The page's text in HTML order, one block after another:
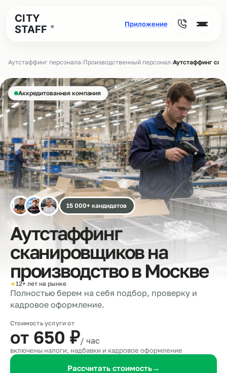
CITY
STAFF
®
Аутстаффинг персонала›Производственный персонал›Аутстаффинг
Аккредитованная компания
15 000+ кандидатов
Аутстаффинг
сканировщиков на
производство в Москве
★12+ лет на рынке
Полностью берем на себя подбор, проверку и
кадровое оформление.
Стоимость услуги от
от 650 ₽/ час
включены налоги, надбавки и кадровое оформление
Рассчитать стоимость→